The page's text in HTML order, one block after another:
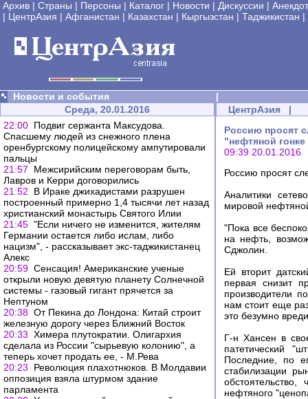
Архив | Страны | Персоны | Каталог | Новости | Дискуссии |
| ЦентрАзия | Афганистан | Казахстан | Кыргызстан | Таджикистан |
Новости и события
|
Среда, 20.01.2016
22:00 Подвиг сержанта Максудова.
Спасшему людей из снежного плена
оренбургскому полицейскому ампутировали
пальцы
21:57
Межсирийским переговорам быть,
Лавров и Керри договорились
21:52
В Ираке джихадистами разрушен
построенный примерно 1,4 тысячи лет назад
христианский монастырь Святого Илии
21:45 "Если ничего не изменится, жителям
Германии остается либо ислам, либо
нацизм", - рассказывает экс-таджикистанец
Алекс
20:59 Сенсация! Американские ученые
открыли новую девятую планету Солнечной
системы - газовый гигант прячется за
Нептуном
20:38 От Пекина до Лондона: Китай строит
железную дорогу через Ближний Восток
20:33 Химера плутократии. Олигархия
сделала из России "сырьевую колонию", а
теперь хочет продать ее, - М.Рева
20:23
Революция плахотнюков. В Молдавии
оппозиция взяла штурмом здание
парламента
ЦентрАзия |
Россию просят
"нефтяной
09:39 20.01.2016
Россию просят
Аналитики
мировой
"Пока все
на нефть,
Сджолин.
Ей вторит
первая снизит
производители
нам стоит еще
это безумно
Г-н Хансен в
патетический
Последние, по
стабилизации
нефтяного